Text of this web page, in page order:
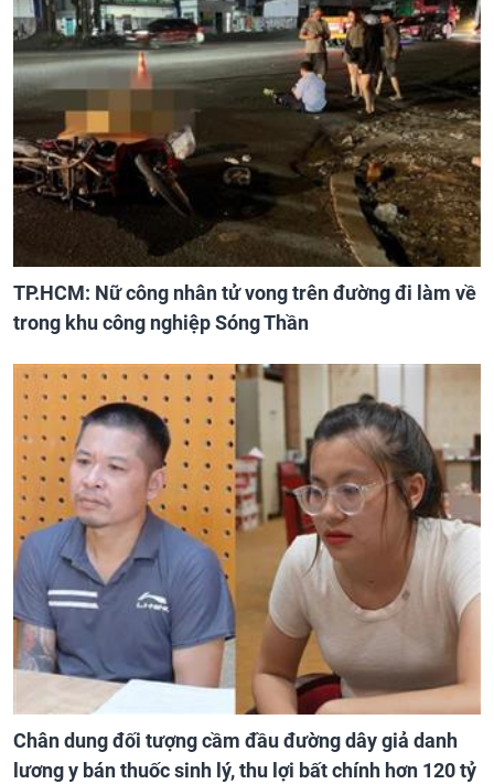
TP.HCM: Nữ công nhân tử vong trên đường đi làm về
trong khu công nghiệp Sóng Thần
Chân dung đối tượng cầm đầu đường dây giả danh
lương y bán thuốc sinh lý, thu lợi bất chính hơn 120 tỷ